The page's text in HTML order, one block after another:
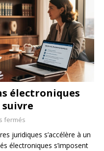
électroniques
suivre
fermés
juridiques s’accélère à un
électroniques s’imposent